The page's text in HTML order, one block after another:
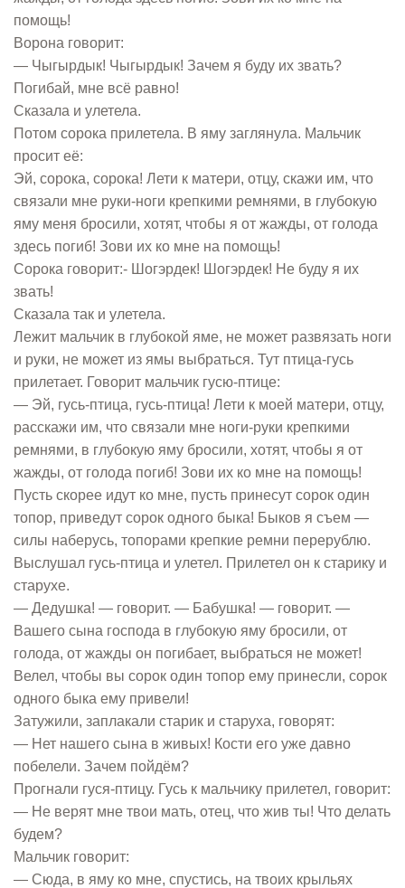
помощь!
Ворона говорит:
— Чыгырдык! Чыгырдык! Зачем я буду их звать?
Погибай, мне всё равно!
Сказала и улетела.
Потом сорока прилетела. В яму заглянула. Мальчик
просит её:
Эй, сорока, сорока! Лети к матери, отцу, скажи им, что
связали мне руки-ноги крепкими ремнями, в глубокую
яму меня бросили, хотят, чтобы я от жажды, от голода
здесь погиб! Зови их ко мне на помощь!
Сорока говорит:- Шогэрдек! Шогэрдек! Не буду я их
звать!
Сказала так и улетела.
Лежит мальчик в глубокой яме, не может развязать ноги
и руки, не может из ямы выбраться. Тут птица-гусь
прилетает. Говорит мальчик гусю-птице:
— Эй, гусь-птица, гусь-птица! Лети к моей матери, отцу,
расскажи им, что связали мне ноги-руки крепкими
ремнями, в глубокую яму бросили, хотят, чтобы я от
жажды, от голода погиб! Зови их ко мне на помощь!
Пусть скорее идут ко мне, пусть принесут сорок один
топор, приведут сорок одного быка! Быков я съем —
силы наберусь, топорами крепкие ремни перерублю.
Выслушал гусь-птица и улетел. Прилетел он к старику и
старухе.
— Дедушка! — говорит. — Бабушка! — говорит. —
Вашего сына господа в глубокую яму бросили, от
голода, от жажды он погибает, выбраться не может!
Велел, чтобы вы сорок один топор ему принесли, сорок
одного быка ему привели!
Затужили, заплакали старик и старуха, говорят:
— Нет нашего сына в живых! Кости его уже давно
побелели. Зачем пойдём?
Прогнали гуся-птицу. Гусь к мальчику прилетел, говорит:
— Не верят мне твои мать, отец, что жив ты! Что делать
будем?
Мальчик говорит:
— Сюда, в яму ко мне, спустись, на твоих крыльях